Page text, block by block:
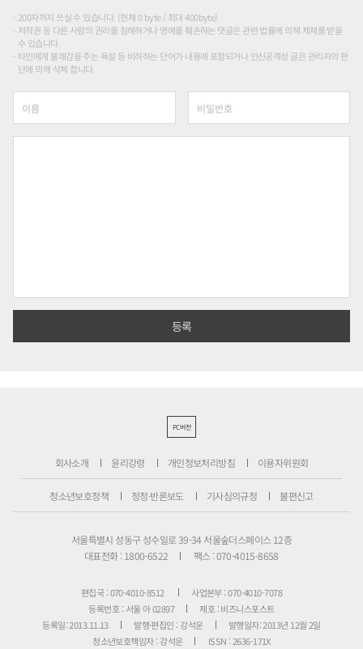
200자까지 쓰실 수 있습니다. (현재 0 byte / 최대 400byte)
저작권 등 다른 사람의 권리를 침해하거나 명예를 훼손하는 댓글은 관련 법률에 의해 제재를 받을
수 있습니다.
타인에게 불쾌감을 주는 욕설 등 비하하는 단어가 내용에 포함되거나 인신공격성 글은 관리자의 판
단에 의해 삭제 합니다.
PC버전
회사소개 윤리강령 개인정보처리방침 이용자위원회
청소년보호정책 정정·반론보도 기사심의규정 불편신고
서울특별시 성동구 성수일로 39-34 서울숲더스페이스 12층
대표전화 : 1800-6522
팩스 : 070-4015-8658
편집국 : 070-4010-8512
사업본부 : 070-4010-7078
등록번호 : 서울 아 02897
제호 : 비즈니스포스트
등록일: 2013.11.13
발행·편집인 : 강석운
발행일자: 2013년 12월 2일
청소년보호책임자 : 강석운
ISSN : 2636-171X